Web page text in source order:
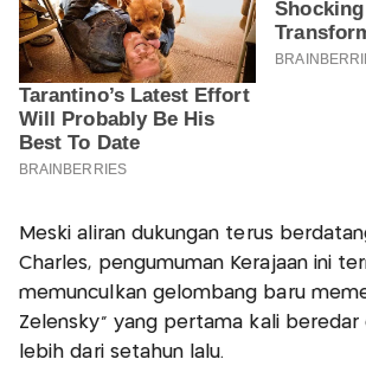
Meski aliran dukungan terus
Charles, pengumuman Kerajaan ini
memunculkan gelombang baru
Zelensky” yang pertama kali beredar
lebih dari setahun lalu.